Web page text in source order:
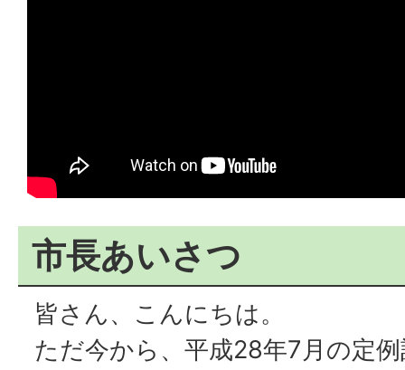
市長あいさつ
皆さん、こんにちは。
ただ今から、平成28年7月の定